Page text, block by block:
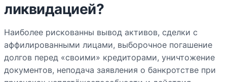
ликвидацией?
Наиболее рискованны вывод активов, сделки с
аффилированными лицами, выборочное погашение
долгов перед «своими» кредиторами, уничтожение
документов, неподача заявления о банкротстве при